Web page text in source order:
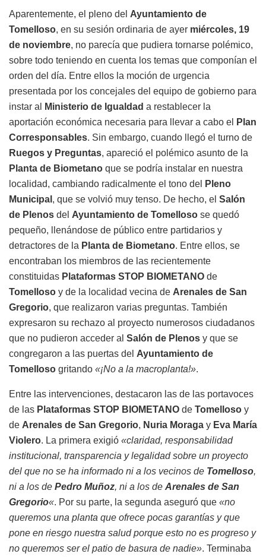
Aparentemente, el pleno del Ayuntamiento de
Tomelloso, en su sesión ordinaria de ayer miércoles, 19
de noviembre, no parecía que pudiera tornarse polémico,
sobre todo teniendo en cuenta los temas que componían el
orden del día. Entre ellos la moción de urgencia
presentada por los concejales del equipo de gobierno para
instar al
Ministerio de Igualdad a restablecer la
aportación económica necesaria para llevar a cabo el
Plan
Corresponsables. Sin embargo, cuando llegó el turno de
Ruegos y Preguntas, apareció el polémico asunto de la
Planta de Biometano que se podría instalar en nuestra
localidad, cambiando radicalmente el tono del
Pleno
Municipal , que se volvió muy tenso. De hecho, el Salón
de Plenos del Ayuntamiento de Tomelloso se quedó
pequeño, llenándose de público entre partidarios y
detractores de la Planta de Biometano. Entre ellos, se
encontraban los miembros de las recientemente
constituidas Plataformas STOP BIOMETANO de
Tomelloso y de la localidad vecina de Arenales de San
Gregorio, que realizaron varias preguntas. También
expresaron su rechazo al proyecto numerosos ciudadanos
que no pudieron acceder al Salón de Plenos y que se
congregaron a las puertas del Ayuntamiento de
Tomelloso gritando «¡No a la macroplanta!».
Entre las intervenciones, destacaron las de las portavoces
de las Plataformas STOP BIOMETANO de Tomelloso y
de Arenales de San Gregorio, Nuria Moraga y Eva María
Violero. La primera exigió «claridad, responsabilidad
institucional, transparencia y legalidad sobre un proyecto
del que no se ha informado ni a los vecinos de Tomelloso,
ni a los de Pedro Muñoz, ni a los de Arenales de San
Gregorio«. Por su parte, la segunda aseguró que «no
queremos una planta que ofrece pocas garantías y que
pone en riesgo nuestra salud porque esto no es progreso y
no queremos ser el patio de basura de nadie». Terminaba